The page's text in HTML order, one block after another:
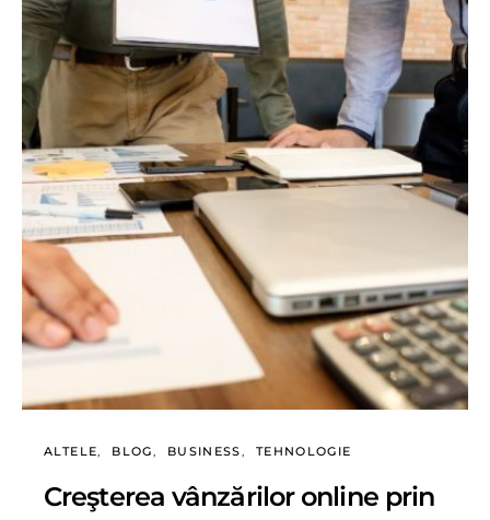
ALTELE BLOG BUSINESS TEHNOLOGIE
Creşterea vânzărilor online prin